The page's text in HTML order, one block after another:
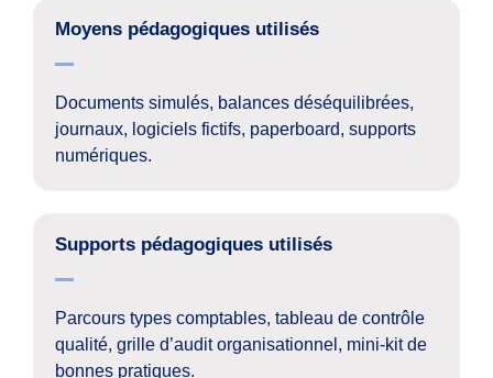
Moyens pédagogiques utilisés
Documents simulés, balances déséquilibrées,
journaux, logiciels fictifs, paperboard, supports
numériques.
Supports pédagogiques utilisés
Parcours types comptables, tableau de contrôle
qualité, grille d’audit organisationnel, mini-kit de
bonnes pratiques.